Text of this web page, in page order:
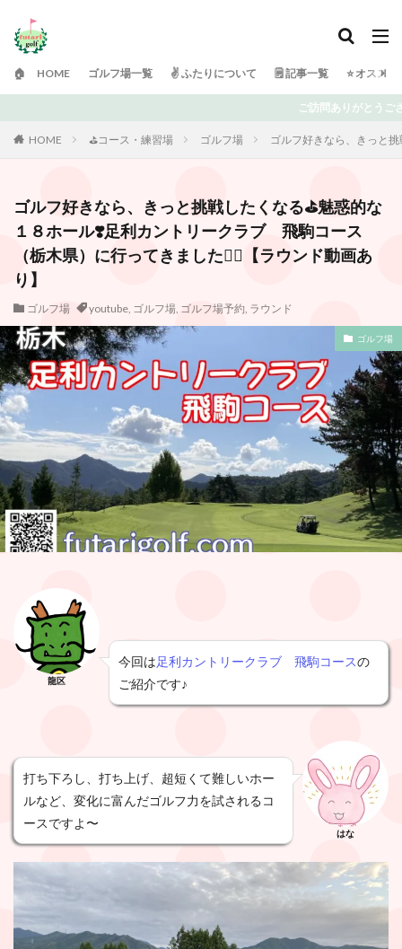
🏠 HOME ゴルフ場一覧 ✌️ ふたりについて 🗒 記事一覧 ⭐️ オスス
います！ 日々ゴルフで頭がいっぱいの「ふたりゴルフ」です⛳️ 上達を目指
HOME ⛳️コース・練習場 ゴルフ場 ゴルフ好きなら、きっと
ゴルフ好きなら、きっと挑戦したくなる⛳️魅惑的な
１８ホール❣️足利カントリークラブ 飛駒コース
（栃木県）に行ってきました🏌️‍♂️【ラウンド動画あ
り】
ゴルフ場 youtube, ゴルフ場, ゴルフ場予約, ラウンド
ゴルフ場
龍区
今回は足利カントリークラブ 飛駒コースの
ご紹介です♪
打ち下ろし、打ち上げ、超短くて難しいホー
ルなど、変化に富んだゴルフ力を試されるコ
ースですよ〜
はな